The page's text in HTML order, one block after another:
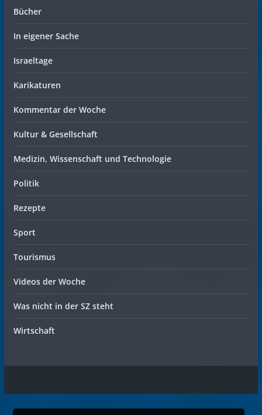
Bücher
In eigener Sache
Israeltage
Karikaturen
Kommentar der Woche
Kultur & Gesellschaft
Medizin, Wissenschaft und Technologie
Politik
Rezepte
Sport
Tourismus
Videos der Woche
Was nicht in der SZ steht
Wirtschaft